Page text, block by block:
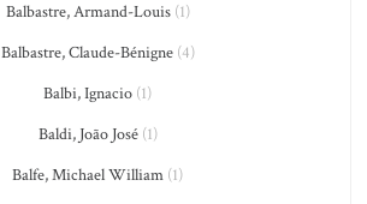
Balbastre, Armand-Louis(1)
Balbastre, Claude-Bénigne(4)
Balbi, Ignacio (1)
Baldi, João José(1)
Balfe, Michael William (1)